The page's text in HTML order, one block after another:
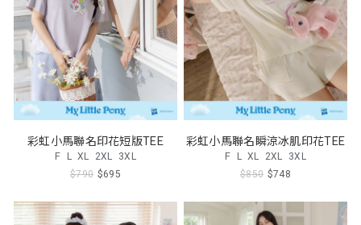
彩虹小馬聯名印花短版TEE
F L XL 2XL 3XL
$790 $695
彩虹小馬聯名瞬涼冰肌印花TEE
F L XL 2XL 3XL
$850 $748